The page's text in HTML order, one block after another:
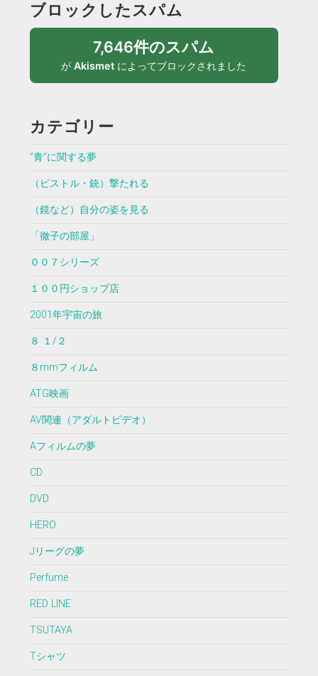
ブロックしたスパム
7,646件のスパム
がAkismet によってブロックされました
カテゴリー
”青”に関する夢
（ピストル・銃）撃たれる
（鏡など）自分の姿を見る
「徹子の部屋」
００７シリーズ
１００円ショップ店
2001年宇宙の旅
８ １/２
８mmフィルム
ATG映画
AV関連（アダルトビデオ）
Aフィルムの夢
CD
DVD
HERO
Jリーグの夢
Perfume
RED LINE
TSUTAYA
Tシャツ